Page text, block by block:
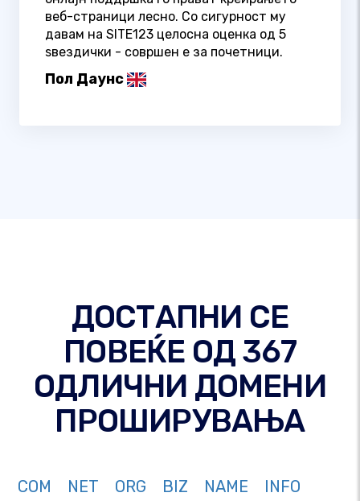
веб-страници лесно. Со сигурност му
давам на SITE123 целосна оценка од 5
ѕвездички - совршен е за почетници.
Пол Даунс
ДОСТАПНИ СЕ
ПОВЕЌЕ ОД 367
ОДЛИЧНИ ДОМЕНИ
ПРОШИРУВАЊА
COM NET ORG BIZ NAME
INFO